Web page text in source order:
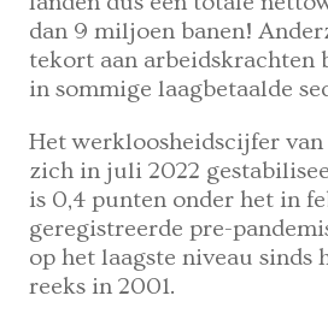
dan 9 miljoen banen!
tekort aan arbeidskrachten
in sommige laagbetaalde
Het werkloosheidscijfer van
zich in juli 2022
is 0,4 punten onder het in
geregistreerde pre-
op het laagste niveau sinds
reeks in 2001.